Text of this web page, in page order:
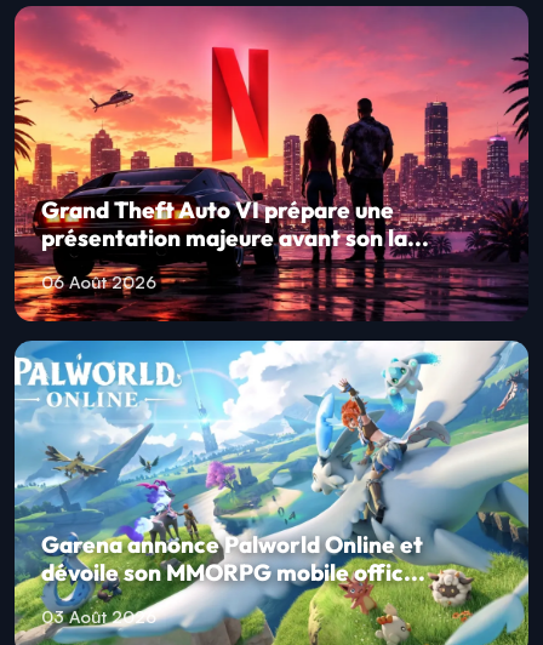
Grand Theft Auto VI prépare une
présentation majeure avant son la...
06 Août 2026
Garena annonce Palworld Online et
dévoile son MMORPG mobile offic...
03 Août 2026